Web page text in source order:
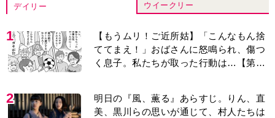
デイリー ウイークリー
1
【もうムリ！ご近所姑】「こんなもん捨
ててまえ！」おばさんに怒鳴られ、傷つ
く息子。私たちが取った行動は…【第3
2
明日の『風、薫る』あらすじ。りん、直
美、黒川らの思いが通じて、村人たちは